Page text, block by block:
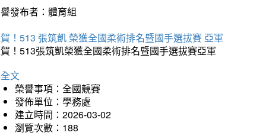
發布者：體育組
！513 張筑凱 榮獲全國柔術排名暨國手選拔賽 亞軍
！513張筑凱榮獲全國柔術排名暨國手選拔賽亞軍
文
榮譽事項：全國競賽
發佈單位：學務處
建立時間：2026-03-02
瀏覽次數：188